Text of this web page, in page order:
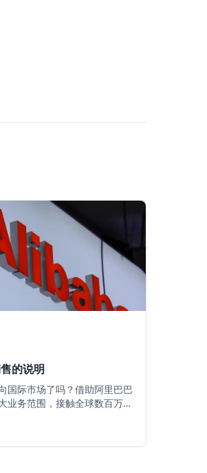
的说明
国际市场了吗？借助阿里巴巴
业务范围，接触全球数百万潜
。